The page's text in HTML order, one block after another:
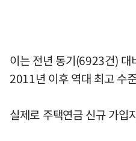
이는 전년 동기(6923건)
2011년 이후 역대 최고 수
실제로 주택연금 신규 가입